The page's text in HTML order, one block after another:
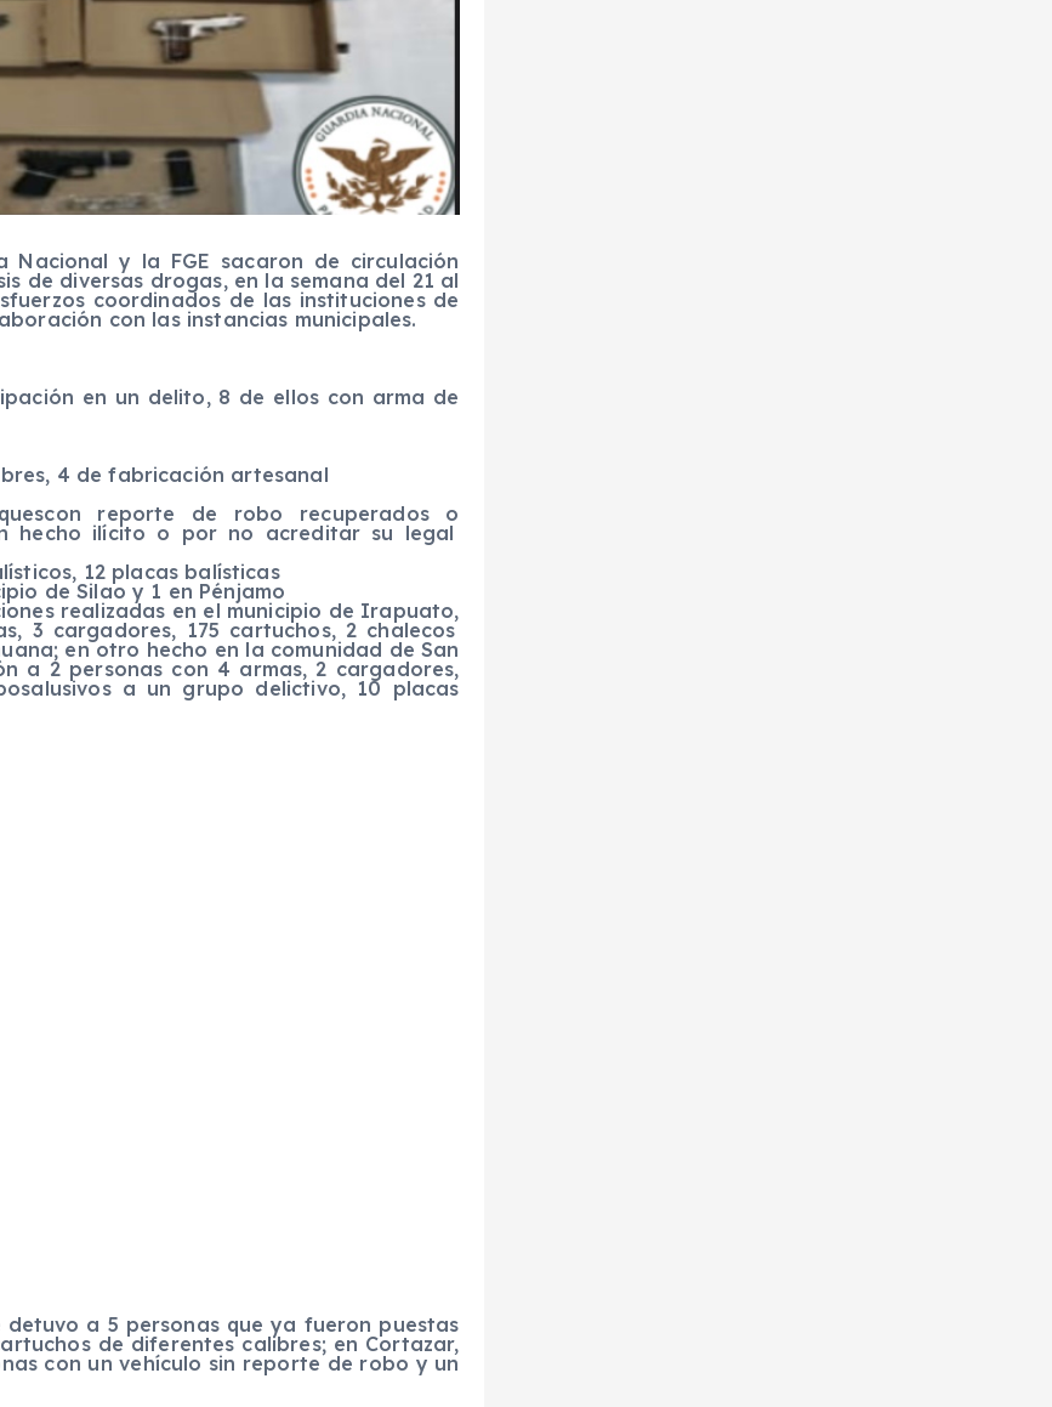
Nacional y la FGE sacaron de circulación
de diversas drogas, en la semana del 21 al
coordinadosde las instituciones de
con las instancias municipales.
en un delito, 8 de ellos con arma de
, 4 de fabricación artesanal
con reporte de robo recuperados
o
hecho ilícito o por no acreditar su legal
12placas balísticas
deSilao y 1 en Pénjamo
realizadas en el municipio de Irapuato,
3 cargadores, 175 cartuchos, 2 chalecos
en otro hecho en la comunidad de San
a 2 personas con 4 armas, 2 cargadores,
alusivosa un grupo delictivo, 10 placas
detuvo a 5 personas que ya fueron puestas
de diferentes calibres; en Cortazar,
con un vehículo sin reporte de robo y un